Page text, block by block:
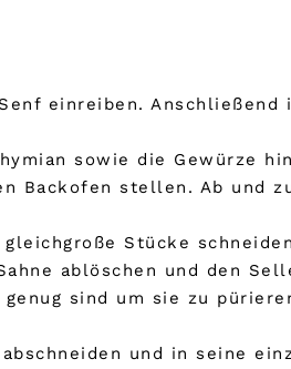
einreiben. Anschließend
sowie die Gewürze
Backofen stellen. Ab und
Stücke
ablöschen und den
sind um sie zu
und in seine